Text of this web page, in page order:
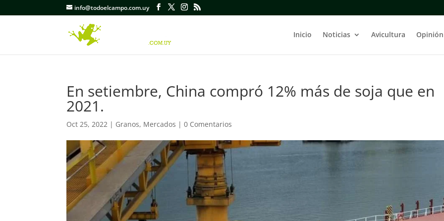
info@todoelcampo.com.uy
Inicio Noticias Avicultura Opinión
En setiembre, China compró 12% más de soja que en
2021.
Oct 25, 2022 | Granos, Mercados |0 Comentarios